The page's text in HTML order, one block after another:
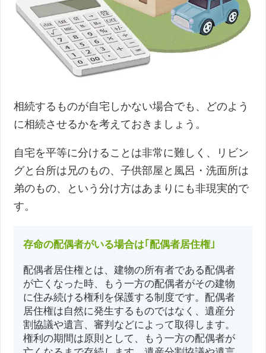
相続するものが自宅しかない場合でも、どのよう
に相続させるかを考えておきましょう。
自宅を平等に分けることは非常に難しく、リビン
グと台所は兄のもの、子供部屋と風呂・洗面所は
弟のもの、という分け方はあまりにも非現実的で
す。
存命の配偶者がいる場合は｢配偶者居住権｣
配偶者居住権とは、建物の所有者である配偶者
が亡くなった時、もう一方の配偶者がその建物
に住み続ける権利を保護する制度です。配偶者
居住権は自然に発生するものではなく、遺産分
割協議や遺言、審判などによって取得します。
権利の期間は原則として、もう一方の配偶者が